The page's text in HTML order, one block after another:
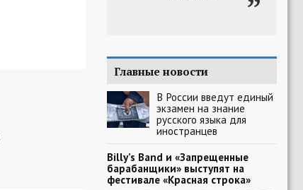
Главные новости
В России введут единый
экзамен на знание
русского языка для
иностранцев
Billy’s Band и «Запрещенные
барабанщики» выступят на
фестивале «Красная строка»